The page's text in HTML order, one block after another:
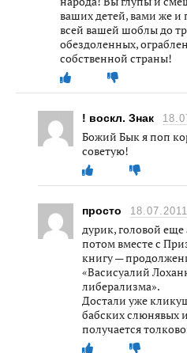
ваших детей, вами же
всей вашей шоблы до
обездоленных,
собственной страны!
! воскл. Знак
Божий Бык я поп
советую!
просто 18.07.2011
дурик, головой
потом вместе с
книгу —
«Васисуалий
либерализма».
Достали уже
бабских слюнявых
получается